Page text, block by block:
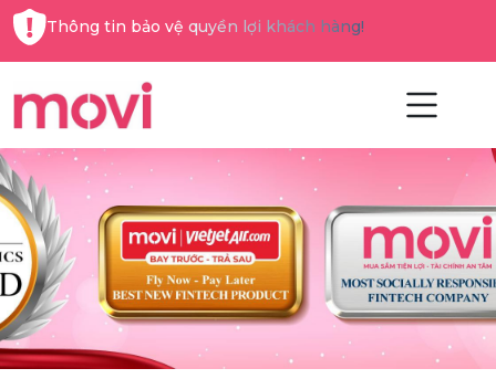
Thông tin bảo vệ quyền lợi khách hàng!